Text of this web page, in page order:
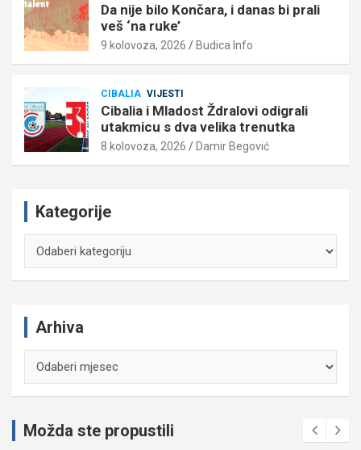
Da nije bilo Končara, i danas bi prali
veš ‘na ruke’
9 kolovoza, 2026 Budica Info
CIBALIA VIJESTI
Cibalia i Mladost Ždralovi odigrali
utakmicu s dva velika trenutka
8 kolovoza, 2026 Damir Begović
Kategorije
Arhiva
Možda ste propustili